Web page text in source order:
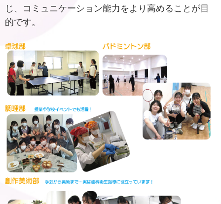
じ、コミュニケーション能力をより高めることが目
的です。